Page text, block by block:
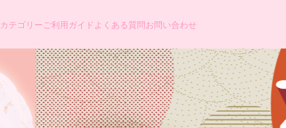
カテゴリー ご利用ガイド よくある質問お問い合わせ